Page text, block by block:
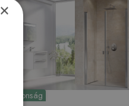
Újdonság
×